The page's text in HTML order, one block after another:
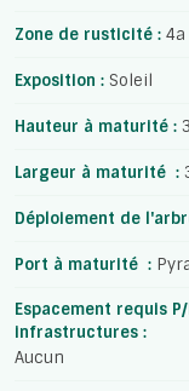
Zone de rusticité : 4a
Exposition : Soleil
Hauteur à maturité :
Largeur à maturité :
Déploiement de
Port à maturité :
Espacement requis
infrastructures :
Aucun